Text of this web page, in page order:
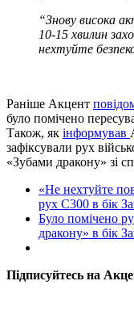
“Знову висока
10-15 хвилин
нехтуйте
Раніше Акцент
було помічено
Також, як інформував
зафіксували рух
«Зубами дракону» зі
«Не нехтуйте
рух С300 в бік
Було помічено
дракону» в бік
Підписуйтесь на